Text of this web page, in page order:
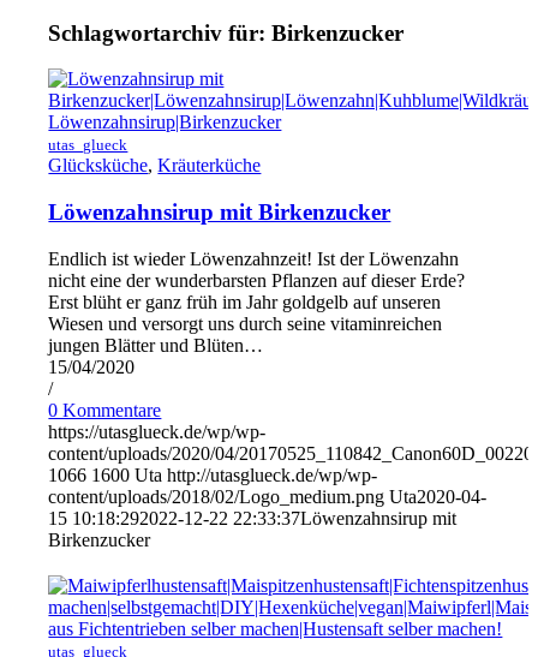
Schlagwortarchiv für:Birkenzucker
utas_glueck
Glücksküche,Kräuterküche
Löwenzahnsirup mit Birkenzucker
Endlich ist wieder Löwenzahnzeit! Ist der Löwenzahn
nicht eine der wunderbarsten Pflanzen auf dieser Erde?
Erst blüht er ganz früh im Jahr goldgelb auf unseren
Wiesen und versorgt uns durch seine vitaminreichen
jungen Blätter und Blüten…
15/04/2020
/
0 Kommentare
https://utasglueck.de/wp/wp-
content/uploads/2020/04/
1066 1600 Uta http://utasglueck.de/wp/wp-
content/uploads/2018/02/Logo_medium.png Uta2020-04-
15 10:18:292022-12-22 22:33:37Löwenzahnsirup mit
Birkenzucker
utas_glueck